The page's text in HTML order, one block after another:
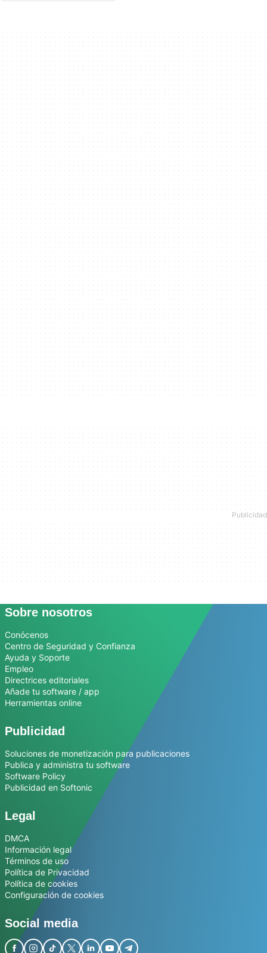
Sobre nosotros
Conócenos
Centro de Seguridad y Confianza
Ayuda y Soporte
Empleo
Directrices editoriales
Añade tu software / app
Herramientas online
Publicidad
Soluciones de monetización para publicaciones
Publica y administra tu software
Software Policy
Publicidad en Softonic
Legal
DMCA
Información legal
Términos de uso
Política de Privacidad
Política de cookies
Configuración de cookies
Social media